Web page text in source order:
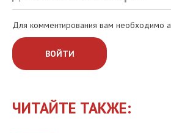
Для комментирования вам необходимо
ВОЙТИ
ЧИТАЙТЕ ТАКЖЕ: